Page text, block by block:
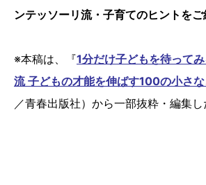
ンテッソーリ流・子育てのヒントをご
※本稿は、『1分だけ子どもを待って
流 子どもの才能を伸ばす100の小さな
／青春出版社）から一部抜粋・編集し